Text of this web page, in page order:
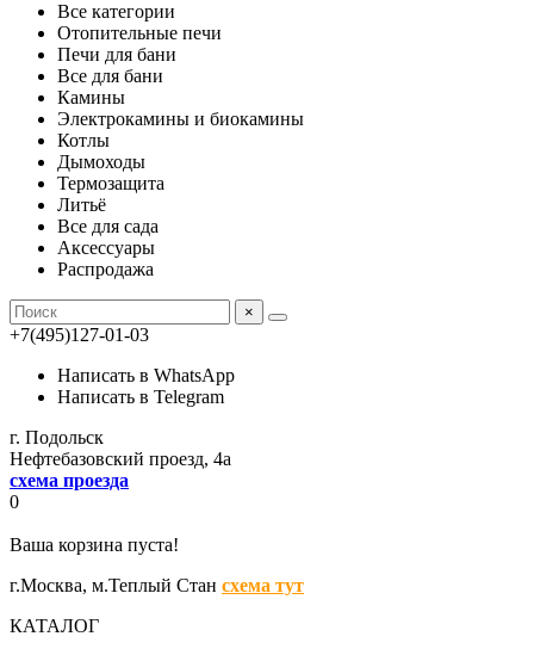
Все категории
Отопительные печи
Печи для бани
Все для бани
Камины
Электрокамины и биокамины
Котлы
Дымоходы
Термозащита
Литьё
Все для сада
Аксессуары
Распродажа
×
+7(495)127-01-03
Написать в WhatsApp
Написать в Telegram
г. Подольск
Нефтебазовский проезд, 4а
схема проезда
0
Ваша корзина пуста!
г.Москва, м.Теплый Стан схема тут
КАТАЛОГ